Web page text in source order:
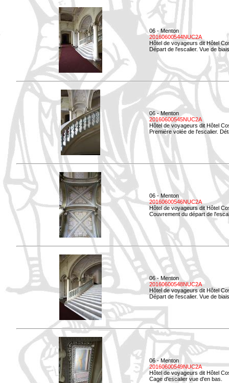
06 - Menton
20160600544NUC2A
Hôtel de voyageurs dit Hôtel
Départ de l'escalier. Vue de
06 - Menton
20160600545NUC2A
Hôtel de voyageurs dit Hôtel
Première volée de l'escalier.
06 - Menton
20160600546NUC2A
Hôtel de voyageurs dit Hôtel
Couvrement du départ de
06 - Menton
20160600548NUC2A
Hôtel de voyageurs dit Hôtel
Départ de l'escalier. Vue de
06 - Menton
20160600549NUC2A
Hôtel de voyageurs dit Hôtel
Cage d'escalier vue d'en bas.